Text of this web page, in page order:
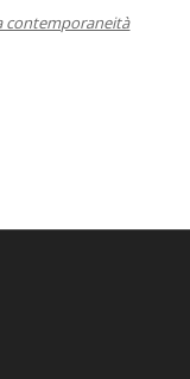
contemporaneità